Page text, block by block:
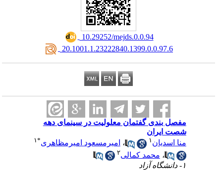
‎ 10.29252/mejds.0.0.94
‎ 20.1001.1.23222840.1399.0.0.97.6
مفصل بندی گفتمان معلولیت در سینمای دهه
شصت ایران
منا اسدیان ۱ ،امیرمسعود امیرمظاهری* ۱
،محمد کمالی